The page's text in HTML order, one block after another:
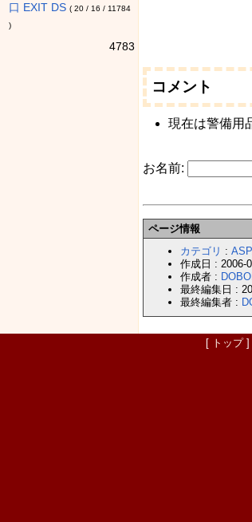
口 EXIT DS ( 20/ 16 / 11784
)
4783
コメント
現在は警備用
お名前:
ページ情報
カテゴリ :
作成日 : 2006-
作成者 :
最終編集日 :
最終編集者 :
[ トップ]